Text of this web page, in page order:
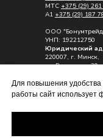
Политика
данных
МТС +375 (29)
A1 +375 (29) 187
ООО
УНП: 192212750
Юридический
220007, г. Минск,
ул. Володько , 30,
Почтовый адрес:
223028, Минский
ул. Садовая д.12
Для повышения удобства
работы сайт использует